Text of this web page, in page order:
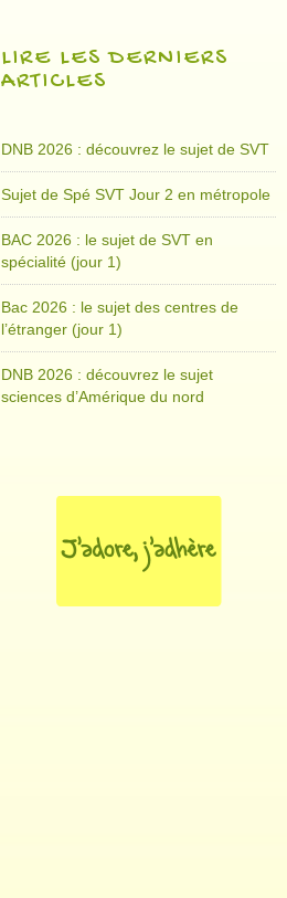
LIRE LES DERNIERS
ARTICLES
DNB 2026 : découvrez le sujet de SVT
Sujet de Spé SVT Jour 2 en métropole
BAC 2026 : le sujet de SVT en
spécialité (jour 1)
Bac 2026 : le sujet des centres de
l’étranger (jour 1)
DNB 2026 : découvrez le sujet
sciences d’Amérique du nord